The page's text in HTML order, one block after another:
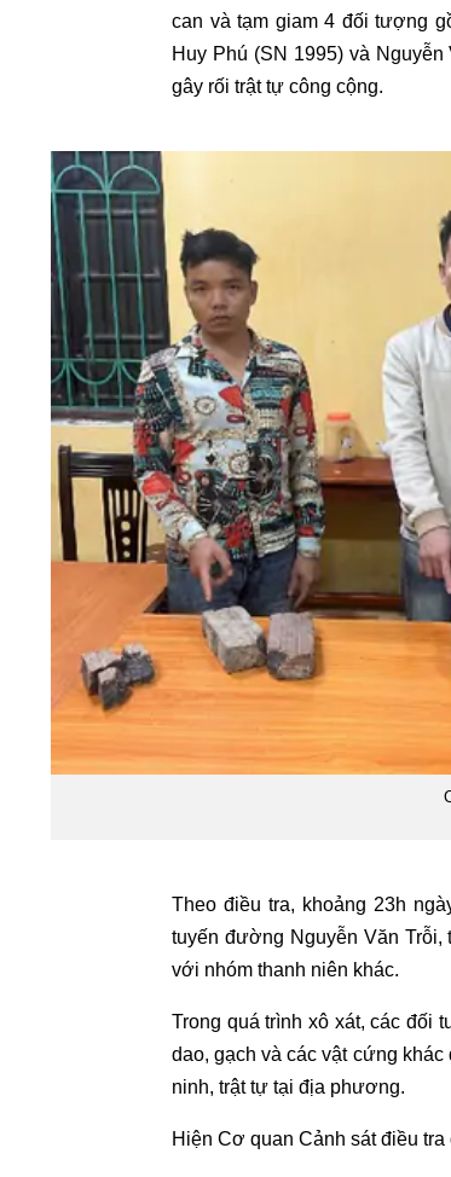
can và tạm giam 4 đối tượng
Huy Phú (SN 1995) và
gây rối trật tự công cộng.
Theo điều tra, khoảng 23h
tuyến đường Nguyễn Văn Trỗi,
với nhóm thanh niên khác.
Trong quá trình xô xát, các đối
dao, gạch và các vật cứng
ninh, trật tự tại địa phương.
Hiện Cơ quan Cảnh sát điều